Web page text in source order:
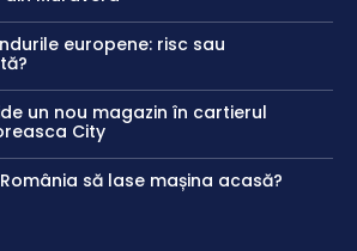
europene: risc sau
un nou magazin în cartierul
City
să lase mașina acasă?